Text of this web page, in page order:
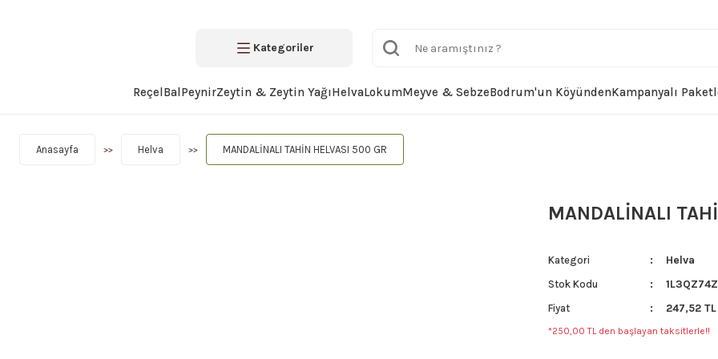
Kategoriler
ReçelBalPeynirZeytin & Zeytin YağıHelvaLokumMeyve & SebzeBodrum'un KöyündenKampanyalı
Anasayfa Helva MANDALİNALI TAHİN HELVASI 500 GR
MANDALİNALI
Kategori Helva
Stok Kodu
Fiyat 247,52
*250,00 TL den başlayan taksitlerle!!